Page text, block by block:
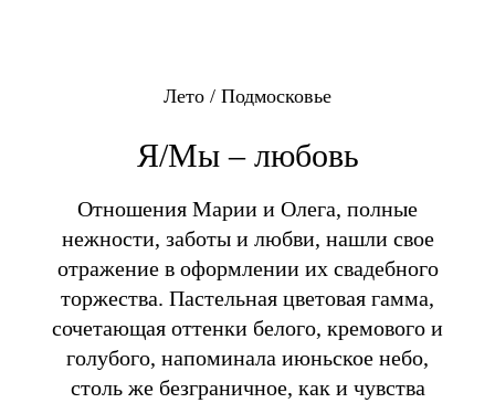
Лето / Подмосковье
Я/Мы – любовь
Отношения Марии и Олега, полные
нежности, заботы и любви, нашли свое
отражение в оформлении их свадебного
торжества. Пастельная цветовая гамма,
сочетающая оттенки белого, кремового и
голубого, напоминала июньское небо,
столь же безграничное, как и чувства